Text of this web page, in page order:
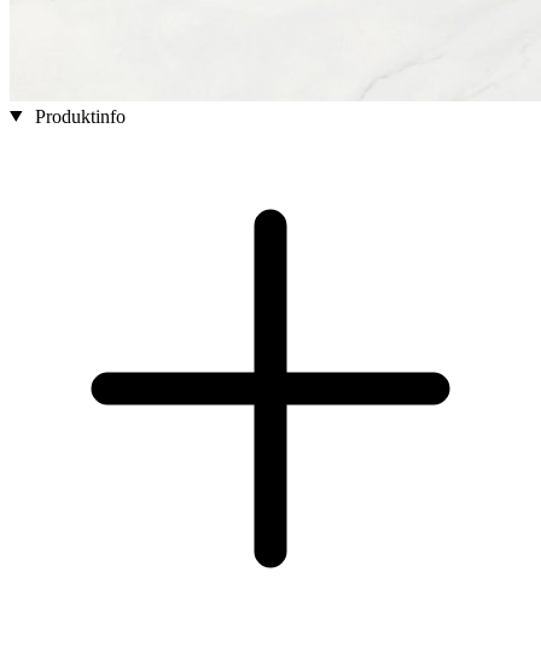
Produktinfo